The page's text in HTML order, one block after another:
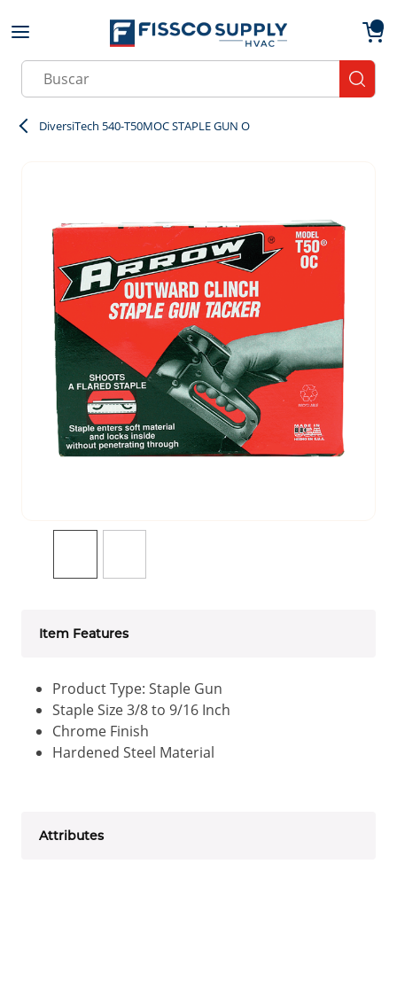
Skip to main content
Site Search
DiversiTech 540-T50MOC STAPLE GUN O
Item Features
Product Type: Staple Gun
Staple Size 3/8 to 9/16 Inch
Chrome Finish
Hardened Steel Material
Attributes